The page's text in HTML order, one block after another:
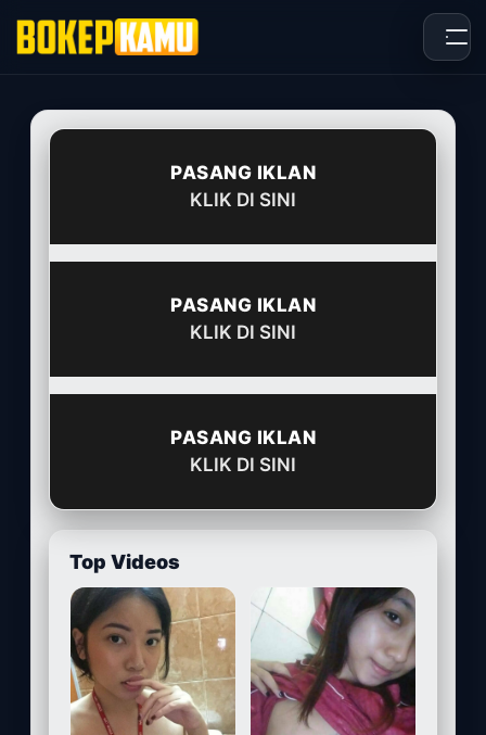
PASANG IKLAN
KLIK DI SINI
PASANG IKLAN
KLIK DI SINI
PASANG IKLAN
KLIK DI SINI
Top Videos